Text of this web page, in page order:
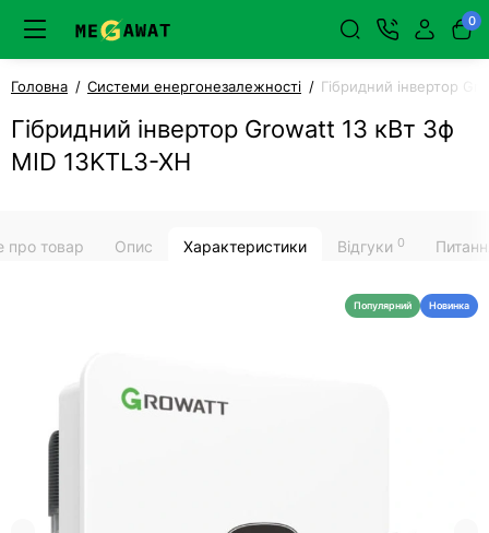
0
Головна Системи енергонезалежності Гібридний інвертор
Гібридний інвертор Growatt 13 кВт 3ф
MID 13KTL3-XH
про товар Опис Характеристики Відгуки 0
Популярний Новинка